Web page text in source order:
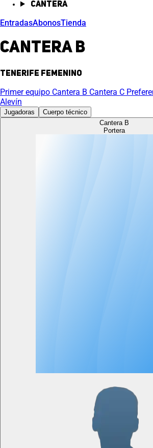
Cantera
EntradasAbonosTienda
Cantera B
Tenerife Femenino
Primer equipo Cantera B Cantera C
Alevín
Jugadoras
Cuerpo técnico
Cantera B
Portera